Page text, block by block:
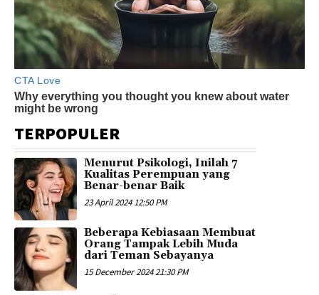
TERPOPULER
Menurut Psikologi, Inilah 7
Kualitas Perempuan yang
Benar-benar Baik
23 April 2024 12:50 PM
Beberapa Kebiasaan Membuat
Orang Tampak Lebih Muda
dari Teman Sebayanya
15 December 2024 21:30 PM